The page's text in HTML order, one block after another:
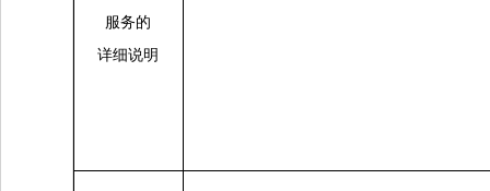
服务的
详细说明